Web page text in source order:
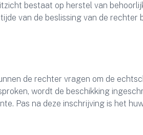
bestaat op herstel van
van de beslissing van de rechter
de rechter vragen om de
wordt de beschikking
Pas na deze inschrijving is het